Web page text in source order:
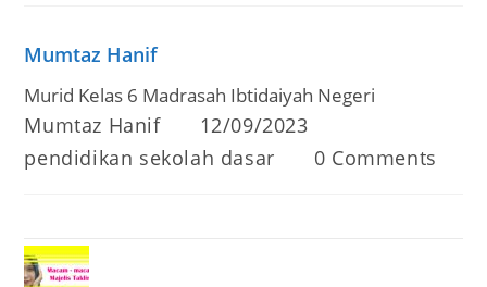
Mumtaz Hanif
Murid Kelas 6 Madrasah Ibtidaiyah Negeri
Post
Mumtaz Hanif
Post
12/09/2023
Post
category:
pendidikan sekolah dasar
Post
0 Comments